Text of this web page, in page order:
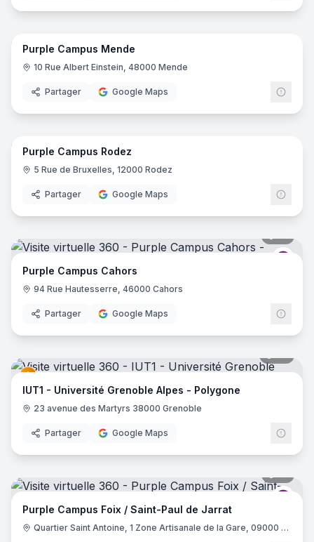
16
Purple Campus Mende
10 Rue Albert Einstein, 48000 Mende
Partager Google Maps
22
Purple Campus Rodez
5 Rue de Bruxelles, 12000 Rodez
Partager Google Maps
Purple Campus Cahors
94 Rue Hautesserre, 46000 Cahors
Partager Google Maps
IUT1 - Université Grenoble Alpes - Polygone
23 avenue des Martyrs 38000 Grenoble
Partager Google Maps
Purple Campus Foix / Saint-Paul de Jarrat
Quartier Saint Antoine, 1 Zone Artisanale de la Gare, 09000 Saint-Paul-de-Jarrat